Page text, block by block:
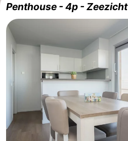
Penthouse - 4p - Zeezicht